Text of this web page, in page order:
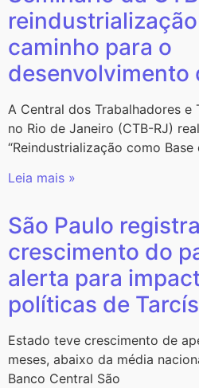
caminho para o
desenvolvimento
A Central dos Trabalhadores e
no Rio de Janeiro (CTB-RJ)
“Reindustrialização como Base
Leia mais »
São Paulo
crescimento do
alerta para
políticas de
Estado teve crescimento de
meses, abaixo da média
Banco Central São